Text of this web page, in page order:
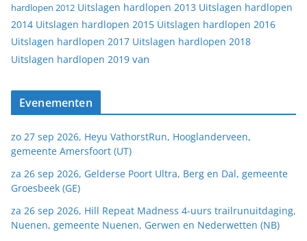
hardlopen 2012 Uitslagen hardlopen 2013 Uitslagen hardlopen
2014 Uitslagen hardlopen 2015 Uitslagen hardlopen 2016
Uitslagen hardlopen 2017 Uitslagen hardlopen 2018
Uitslagen hardlopen 2019 van
Evenementen
zo 27 sep 2026, Heyu VathorstRun, Hooglanderveen,
gemeente Amersfoort (UT)
za 26 sep 2026, Gelderse Poort Ultra, Berg en Dal, gemeente
Groesbeek (GE)
za 26 sep 2026, Hill Repeat Madness 4-uurs trailrunuitdaging,
Nuenen, gemeente Nuenen, Gerwen en Nederwetten (NB)